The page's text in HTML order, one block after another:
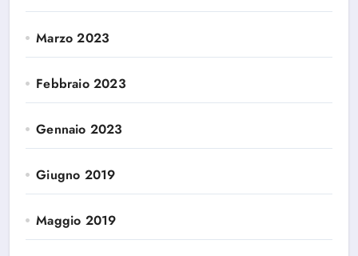
Marzo 2023
Febbraio 2023
Gennaio 2023
Giugno 2019
Maggio 2019